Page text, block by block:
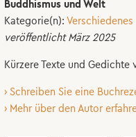
Buddhismus und Welt
Kategorie(n): Verschiedenes
veröffentlicht März 2025
Kürzere Texte und
› Schreiben Sie eine
› Mehr über den Autor